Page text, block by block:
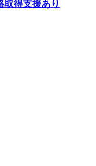
取得支援あり